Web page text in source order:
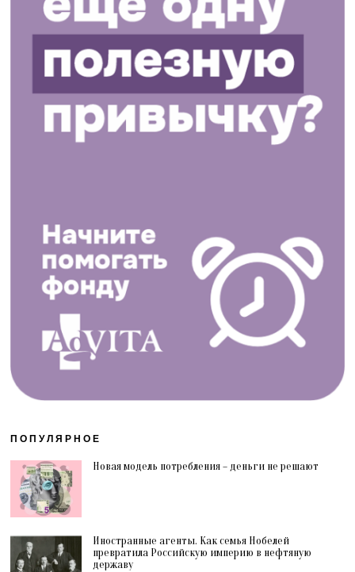
ПОПУЛЯРНОЕ
Новая модель потребления – деньги не решают
Иностранные агенты. Как семья Нобелей
превратила Российскую империю в нефтяную
державу